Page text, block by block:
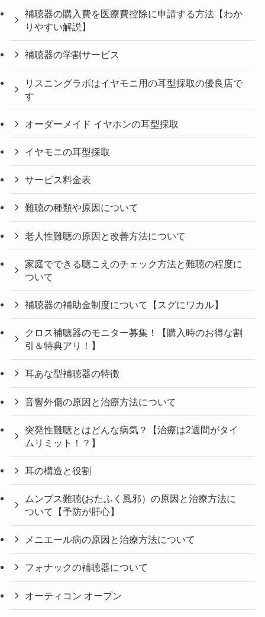
補聴器の購入費を医療費控除に申請する方法【わか
りやすい解説】
補聴器の学割サービス
リスニングラボはイヤモニ用の耳型採取の優良店で
す
オーダーメイド イヤホンの耳型採取
イヤモニの耳型採取
サービス料金表
難聴の種類や原因について
老人性難聴の原因と改善方法について
家庭でできる聴こえのチェック方法と難聴の程度に
ついて
補聴器の補助金制度について【スグにワカル】
クロス補聴器のモニター募集！【購入時のお得な割
引＆特典アリ！】
耳あな型補聴器の特徴
音響外傷の原因と治療方法について
突発性難聴とはどんな病気？【治療は2週間がタイ
ムリミット！？】
耳の構造と役割
ムンプス難聴(おたふく風邪）の原因と治療方法に
ついて【予防が肝心】
メニエール病の原因と治療方法について
フォナックの補聴器について
オーティコン オープン